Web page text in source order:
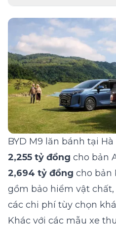
BYD M9 lăn bánh tại
2,255 tỷ đồng cho bản
2,694 tỷ đồng cho bản
gồm bảo hiểm vật
các chi phí tùy chọn
Khác với các mẫu xe